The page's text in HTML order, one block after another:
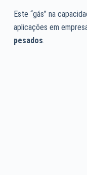
Este “gás” na
aplicações em
pesados.